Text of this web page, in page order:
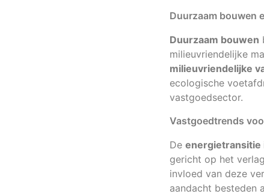
Duurzaam bouwen
Duurzaam bouwen
milieuvriendelijke
milieuvriendelijke
ecologische
vastgoedsector.
Vastgoedtrends
De energietransitie
gericht op het
invloed van deze
aandacht besteden